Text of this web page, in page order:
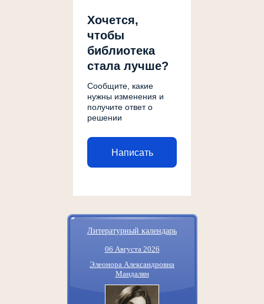
Хочется,
чтобы
библиотека
стала лучше?
Сообщите, какие
нужны изменения и
получите ответ о
решении
Написать
Литературный календарь
06 Августа 2026
Элеонора Александровна
Мандалян